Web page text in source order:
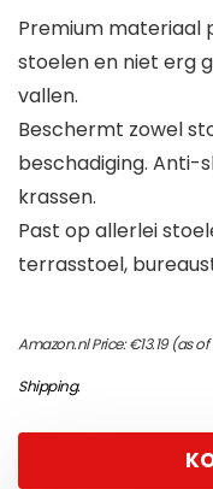
Premium materiaal
stoelen en niet erg
vallen.
Beschermt zowel
beschadiging. Anti-
krassen.
Past op allerlei
terrasstoel,
Amazon.nl Price:€13.19(as of
Shipping.